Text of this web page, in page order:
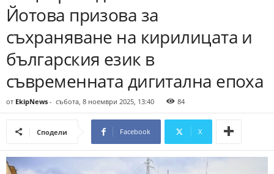
Йотова призова за
съхраняване на кирилицата и
българския език в
съвременната дигитална епоха
от EkipNews - събота, 8 ноември 2025, 13:40 84
Сподели Facebook X